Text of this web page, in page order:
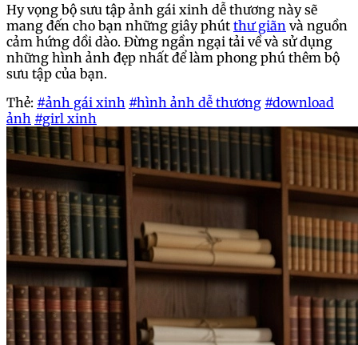
Hy vọng bộ sưu tập ảnh gái xinh dễ thương này sẽ
mang đến cho bạn những giây phút thư giãn và nguồn
cảm hứng dồi dào. Đừng ngần ngại tải về và sử dụng
những hình ảnh đẹp nhất để làm phong phú thêm bộ
sưu tập của bạn.
Thẻ: #ảnh gái xinh #hình ảnh dễ thương #download
ảnh #girl xinh